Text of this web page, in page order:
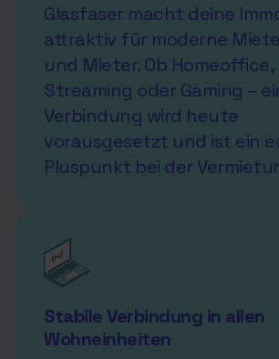
Glasfaser macht deine
attraktiv für moderne
und Mieter. Ob Homeoffice,
Streaming oder Gaming –
Verbindung wird heute
vorausgesetzt und ist ein
Pluspunkt bei der
Stabile Verbindung in allen
Wohneinheiten